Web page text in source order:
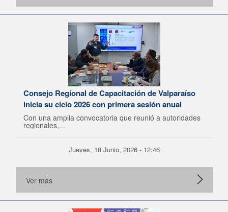
Consejo Regional de Capacitación de Valparaíso
inicia su ciclo 2026 con primera sesión anual
Con una amplia convocatoria que reunió a autoridades
regionales,...
Jueves, 18 Junio, 2026 - 12:46
Ver más